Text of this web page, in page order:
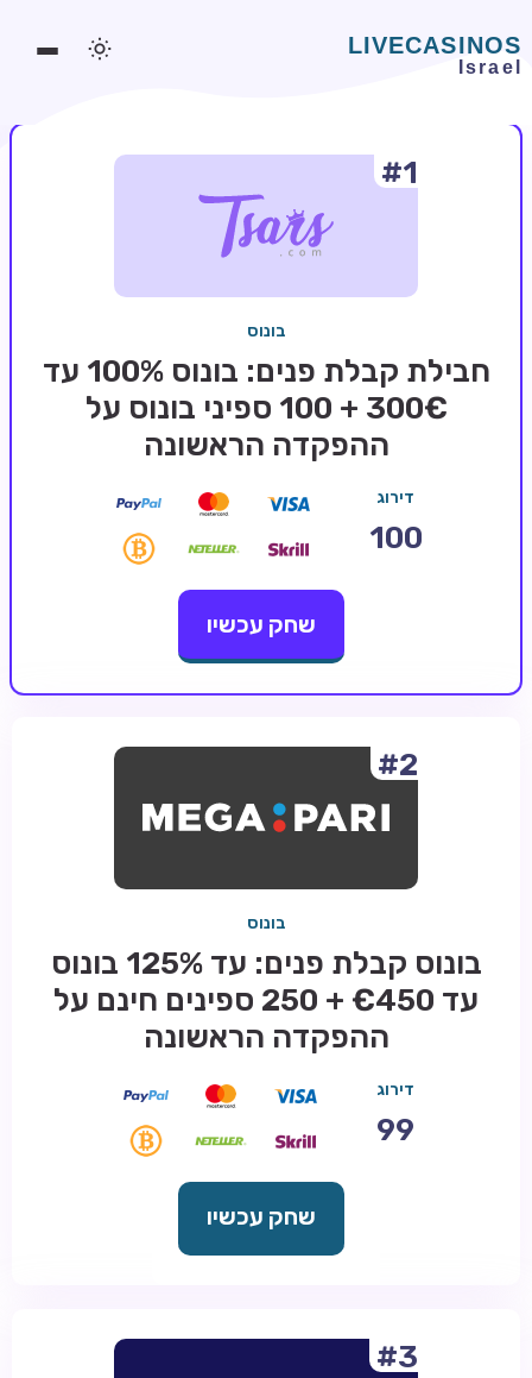
משחקים אונליין
בלאקג'ק אונליין
בונוסים בקזינו אונליין
טיפים
#1
בונוס
חבילת קבלת פנים: בונוס 100% עד
300€ + 100 ספיני בונוס על
ההפקדה הראשונה
דירוג
100
שחק עכשיו
#2
בונוס
בונוס קבלת פנים: עד 125% בונוס
עד €450 + 250 ספינים חינם על
ההפקדה הראשונה
דירוג
99
שחק עכשיו
#3